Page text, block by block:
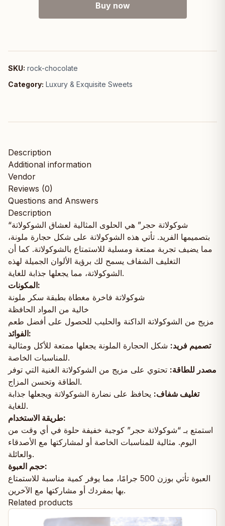
Buy now
SKU: rock-chocolate
Category: Luxury & Exquisite Sweets
Description
Additional information
Vendor
Reviews (0)
Questions and Answers
Description
“شوكولاتة حجر” هي الحلوى المثالية لعشاق الشوكولاتة
بتصميمها الفريد. تأتي هذه الشوكولاتة على شكل حجارة ملونة،
مما يضيف تجربة ممتعة ومسلية للاستمتاع بالشوكولاتة. كما أن
التغليف الشفاف يسمح لك برؤية الألوان الجميلة لهذه
الشوكولاتة، مما يجعلها جذابة للغاية.
المكونات:
شوكولاتة فاخرة مغطاة بطبقة سكر ملونة
خالية من المواد الحافظة
مزيج من الشوكولاتة الداكنة والحليب للحصول على أفضل طعم
الفوائد:
تصميم فريد: شكل الحجارة الملونة يجعلها ممتعة للأكل ومثالية
للمناسبات الخاصة.
مصدر للطاقة: تحتوي على مزيج من الشوكولاتة الغنية التي توفر
الطاقة وتحسن المزاج.
تغليف شفاف: يحافظ على نضارة الشوكولاتة ويجعلها جذابة
للغاية.
طريقة الاستخدام:
استمتع بـ “شوكولاتة حجر” كوجبة خفيفة حلوة في أي وقت من
اليوم. مثالية للمناسبات الخاصة أو لمشاركتها مع الأصدقاء
والعائلة.
حجم العبوة:
العبوة تأتي بوزن 500 جرامًا، مما يوفر كمية مناسبة للاستمتاع
بها بمفردك أو مشاركتها مع الآخرين.
Related products